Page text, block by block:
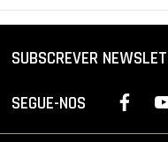
SUBSCREVER
SEGUE-NOS